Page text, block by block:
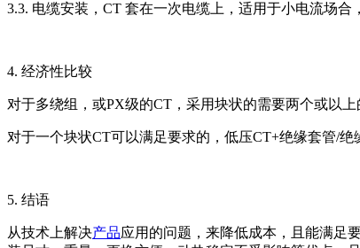
3.3. 电缆安装，CT 套在一次电缆上，适用于小电流场合
4. 经济性比较
对于多绕组，或PX级的CT，采用块状的需要两个或以
对于一个块状CT可以满足要求的，低压CT+绝缘套管/绝
5. 结语
从技术上解决产品应用的问题，来降低成本，且能满足